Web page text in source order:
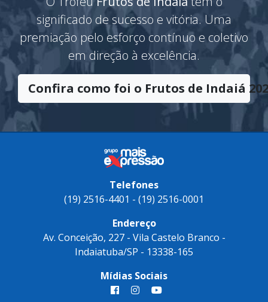
O Troféu Frutos de Indaiá tem o
significado de sucesso e vitória. Uma
premiação pelo esforço contínuo e coletivo
em direção à excelência.
Confira como foi o Frutos de Indaiá
Telefones
(19) 2516-4401 - (19) 2516-0001
Endereço
Av. Conceição, 227 - Vila Castelo Branco -
Mídias Sociais